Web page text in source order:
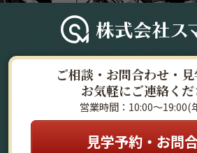
ご相談・お問合わせ・
お気軽にご連絡くだ
営業時間：10:00～19:00(
見学予約・お問